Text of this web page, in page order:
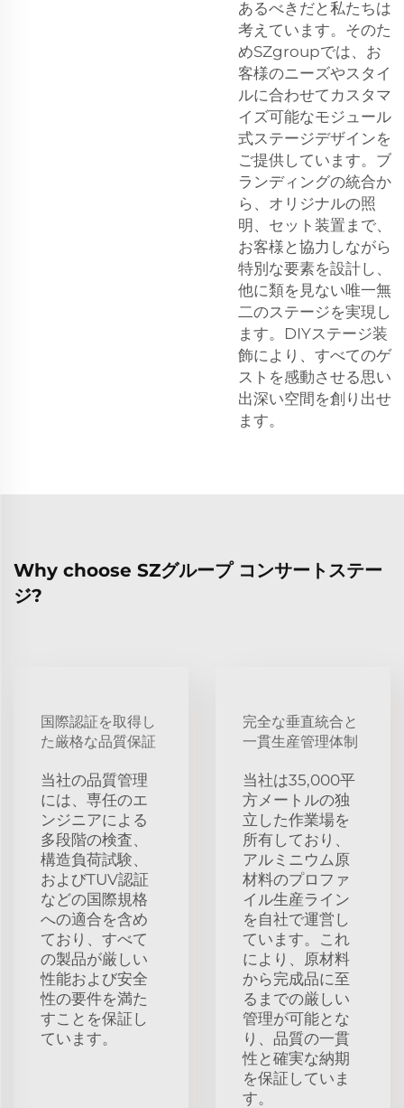
あるべきだと私たちは
考えています。そのた
めSZgroupでは、お
客様のニーズやスタイ
ルに合わせてカスタマ
イズ可能なモジュール
式ステージデザインを
ご提供しています。ブ
ランディングの統合か
ら、オリジナルの照
明、セット装置まで、
お客様と協力しながら
特別な要素を設計し、
他に類を見ない唯一無
二のステージを実現し
ます。DIYステージ装
飾により、すべてのゲ
ストを感動させる思い
出深い空間を創り出せ
ます。
Why choose SZグループ コンサートステー
ジ?
国際認証を取得し
た厳格な品質保証
当社の品質管理
には、専任のエ
ンジニアによる
多段階の検査、
構造負荷試験、
およびTUV認証
などの国際規格
への適合を含め
ており、すべて
の製品が厳しい
性能および安全
性の要件を満た
すことを保証し
ています。
完全な垂直統合と
一貫生産管理体制
当社は35,000平
方メートルの独
立した作業場を
所有しており、
アルミニウム原
材料のプロファ
イル生産ライン
を自社で運営し
ています。これ
により、原材料
から完成品に至
るまでの厳しい
管理が可能とな
り、品質の一貫
性と確実な納期
を保証していま
す。